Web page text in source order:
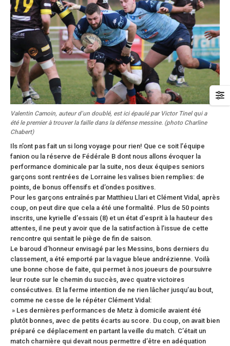
Valentin Camoin, auteur d’un doublé, est ici épaulé par Victor Tinel qui a
été le premier à trouver la faille dans la défense messine. (photo Charline
Chabert)
Ils n’ont pas fait un si long voyage pour rien! Que ce soit l’équipe
fanion ou la réserve de Fédérale B dont nous allons évoquer la
performance dominicale par la suite, nos deux équipes seniors
garçons sont rentrées de Lorraine les valises bien remplies: de
points, de bonus offensifs et d’ondes positives.
Pour les garçons entraînés par Matthieu Llari et Clément Vidal, après
coup, on peut dire que cela a été une formalité. Plus de 50 points
inscrits, une kyrielle d’essais (8) et un état d’esprit à la hauteur des
attentes, il ne peut y avoir que de la satisfaction à l’issue de cette
rencontre qui sentait le piège de fin de saison.
Le baroud d’honneur envisagé par les Messins, bons derniers du
classement, a été emporté par la vague bleue andrézienne. Voilà
une bonne chose de faite, qui permet à nos joueurs de poursuivre
leur route sur le chemin du succès, avec quatre victoires
consécutives. Et la ferme intention de ne rien lâcher jusqu’au bout,
comme ne cesse de le répéter Clément Vidal:
» Les dernières performances de Metz à domicile avaient été
plutôt bonnes, avec de petits écarts au score. Du coup, on avait bien
préparé ce déplacement en partant la veille du match. C’était un
match charnière qui devait nous permettre d’être en adéquation